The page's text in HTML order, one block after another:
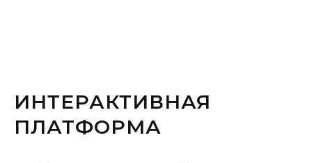
ИНТЕРАКТИВНАЯ
ПЛАТФОРМА